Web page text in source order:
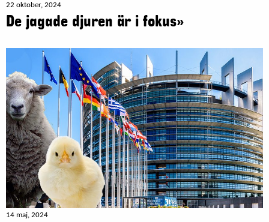
22 oktober, 2024
De jagade djuren är i fokus»
14 maj, 2024